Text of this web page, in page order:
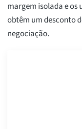
margem isolada e os
obtêm um desconto
negociação.